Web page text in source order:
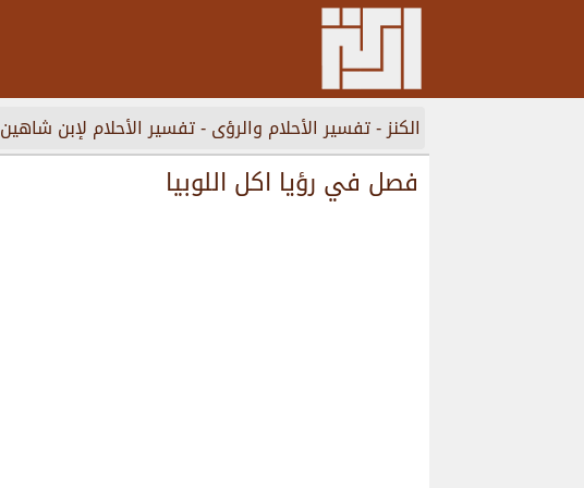
الكنز-تفسير الأحلام والرؤى-تفسير الأحلام لإبن شاهين
فصل في رؤيا اكل اللوبيا